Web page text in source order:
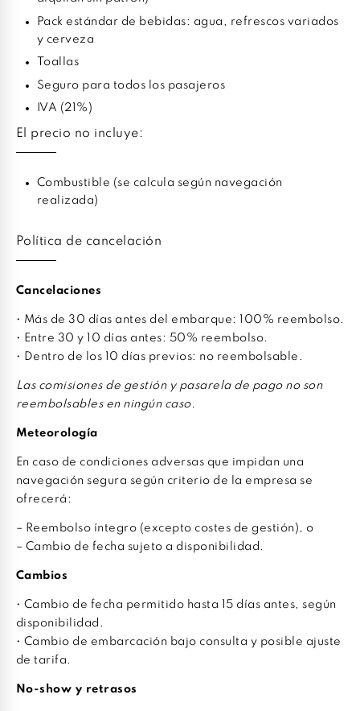
Pack estándar de bebidas: agua, refrescos variados
y cerveza
Toallas
Seguro para todos los pasajeros
IVA (21%)
El precio no incluye:
Combustible (se calcula según navegación
realizada)
Política de cancelación
Cancelaciones
• Más de 30 días antes del embarque: 100% reembolso.
• Entre 30 y 10 días antes: 50% reembolso.
• Dentro de los 10 días previos: no reembolsable.
Las comisiones de gestión y pasarela de pago no son
reembolsables en ningún caso.
Meteorología
En caso de condiciones adversas que impidan una
navegación segura según criterio de la empresa se
ofrecerá:
– Reembolso íntegro (excepto costes de gestión), o
– Cambio de fecha sujeto a disponibilidad.
Cambios
• Cambio de fecha permitido hasta 15 días antes, según
disponibilidad.
• Cambio de embarcación bajo consulta y posible ajuste
de tarifa.
No-show y retrasos